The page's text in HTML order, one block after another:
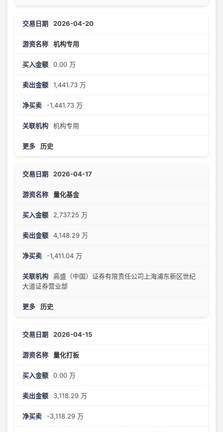
2026-04-20
机构专用
0.00 万
1,441.73 万
-1,441.73 万
机构专用
历史
2026-04-17
量化基金
2,737.25 万
4,148.29 万
-1,411.04 万
高盛（中国）证券有限责任公司上海浦东新区世纪
大道证券营业部
历史
2026-04-15
量化打板
0.00 万
3,118.29 万
-3,118.29 万